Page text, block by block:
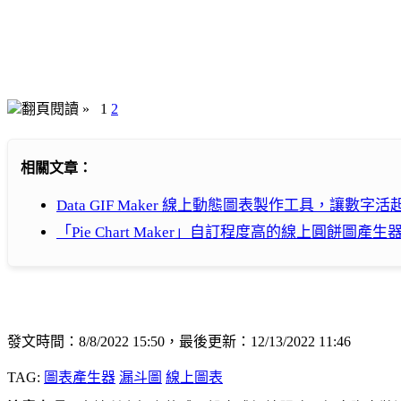
翻頁閱讀 » 1 2
相關文章：
Data GIF Maker 線上動態圖表製作工具，讓數字活
「Pie Chart Maker」自訂程度高的線上圓餅圖產生
發文時間：8/8/2022 15:50，最後更新：12/13/2022 11:46
TAG: 圖表產生器 漏斗圖 線上圖表